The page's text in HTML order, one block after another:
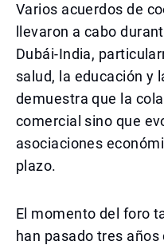
Varios acuerdos de
llevaron a cabo
Dubái-India,
salud, la educación y
demuestra que la
comercial sino que
asociaciones
plazo.
El momento del foro
han pasado tres años